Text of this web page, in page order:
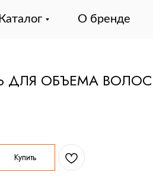
Каталог О бренде
ОБЪЕМА ВОЛОС
Купить